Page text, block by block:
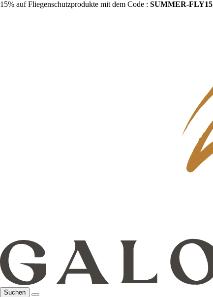
15% auf Fliegenschutzprodukte mit dem Code : SUMMER-FLY15
Suchen